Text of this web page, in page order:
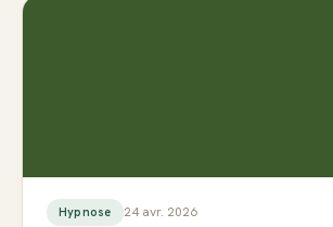
Hypnose 24 avr. 2026